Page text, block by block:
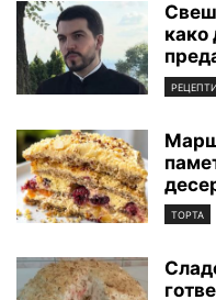
како
РЕЦЕПТИ
ТОРТА